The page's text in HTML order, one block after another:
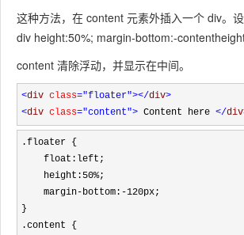
这种方法，在 content 元素外插入一个 div。
div height:50%; margin-bottom:-
content 清除浮动，并显示在中间。
<div class="floater"></div>
<div class="content"> Content here </div
.floater {
}
.content {